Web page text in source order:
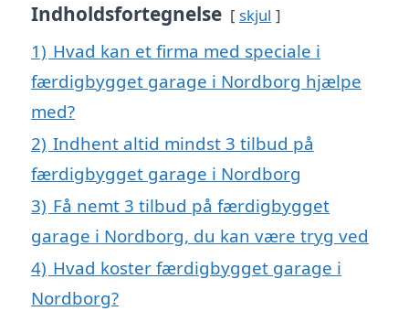
Indholdsfortegnelse skjul
1) Hvad kan et firma med speciale i
færdigbygget garage i Nordborg hjælpe
med?
2) Indhent altid mindst 3 tilbud på
færdigbygget garage i Nordborg
3) Få nemt 3 tilbud på færdigbygget
garage i Nordborg, du kan være tryg ved
4) Hvad koster færdigbygget garage i
Nordborg?